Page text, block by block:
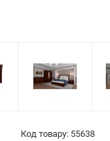
Код товару: 55638